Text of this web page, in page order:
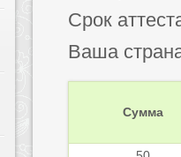
Срок
Ваша
Сумма